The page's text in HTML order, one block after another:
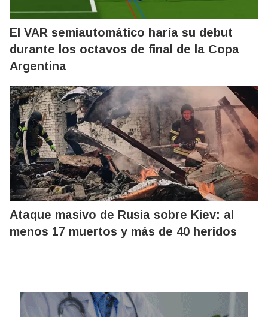
El VAR semiautomático haría su debut
durante los octavos de final de la Copa
Argentina
Ataque masivo de Rusia sobre Kiev: al
menos 17 muertos y más de 40 heridos